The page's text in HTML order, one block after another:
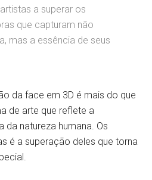
a superar os
que capturam não
mas a essência de seus
da face em 3D é mais do que
de arte que reflete a
da natureza humana. Os
é a superação deles que torna